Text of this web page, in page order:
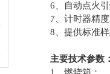
6、自动点火引
7、计时器精度
8、提供标准样
主要技术参数